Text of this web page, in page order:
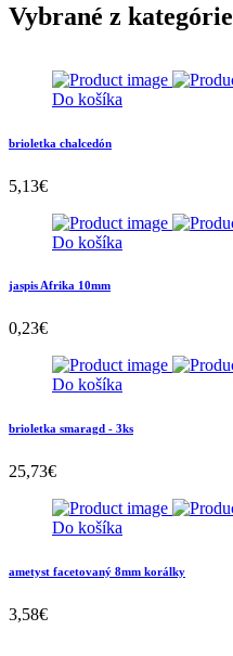
Vybrané z kategórie
Do košíka
brioletka chalcedón
5,13€
Do košíka
jaspis Afrika 10mm
0,23€
Do košíka
brioletka smaragd - 3ks
25,73€
Do košíka
ametyst facetovaný 8mm korálky
3,58€